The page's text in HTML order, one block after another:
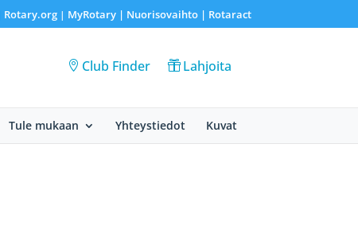
Rotary.org| MyRotary | Nuorisovaihto| Rotaract
Club Finder Lahjoita
Tule mukaan Yhteystiedot Kuvat